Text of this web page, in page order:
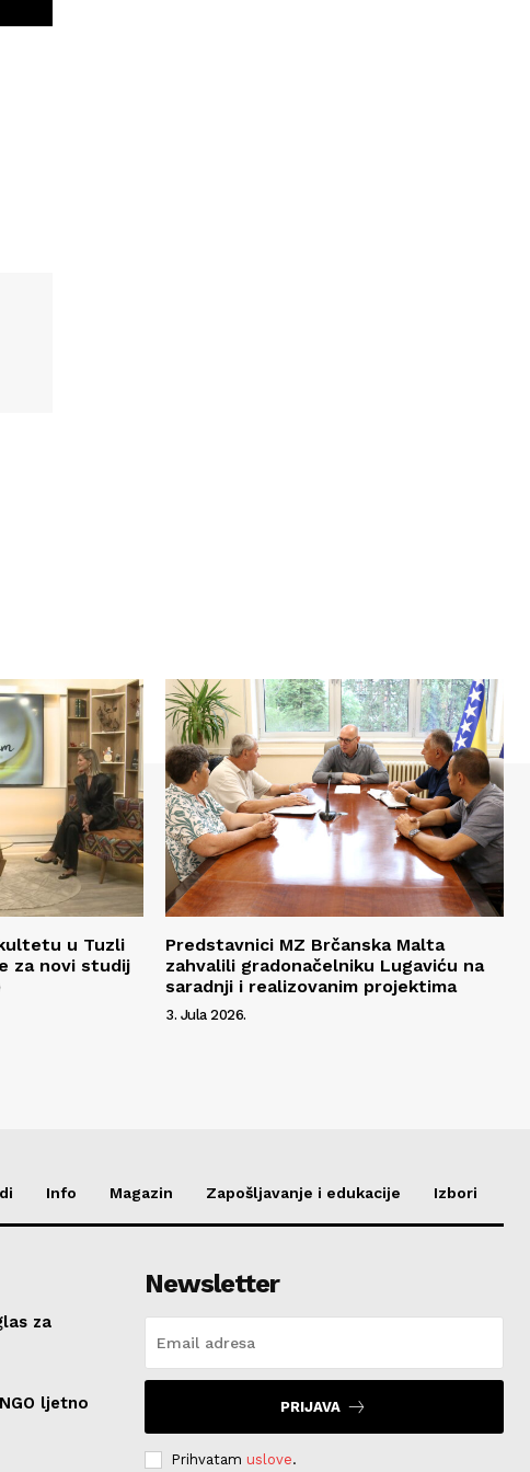
u Tuzli
za novi studij
Predstavnici MZ Brčanska Malta
zahvalili gradonačelniku Lugaviću na
saradnji i realizovanim projektima
3. Jula 2026.
Info Magazin Zapošljavanje i edukacije Izbori
za
ljetno
Newsletter
PRIJAVA
Prihvatam uslove.